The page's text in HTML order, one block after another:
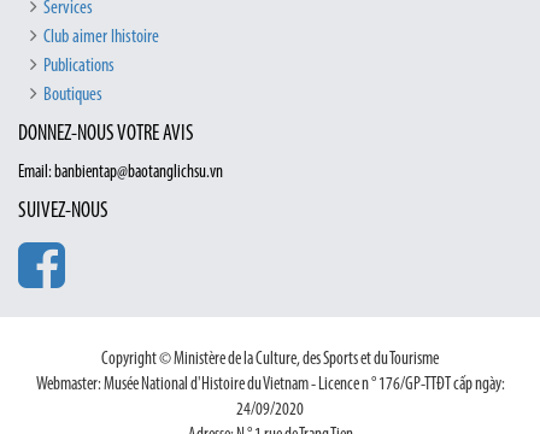
Services
Club aimer lhistoire
Publications
Boutiques
DONNEZ-NOUS VOTRE AVIS
Email: banbientap@baotanglichsu.vn
SUIVEZ-NOUS
Copyright © Ministère de la Culture, des Sports et du Tourisme
Webmaster: Musée National d'Histoire du Vietnam - Licence n ° 176/GP-TTĐT cấp ngày:
24/09/2020